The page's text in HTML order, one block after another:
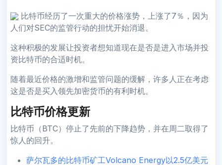
比特币经历了一次重大的价格涨势，上涨了7％，因为
人们对SEC的监管行动的担忧开始消退。
这种积极的发展让投资者想知道现在是否是进入市场并投
资比特币的合适时机。
随着最近价格的激增和监管问题的缓解，许多人正在考虑
这是否是买入领先加密货币的有利时机。
比特币价格更新
比特币（BTC）停止了先前的下降趋势，并在周二取得了
惊人的回升。
萨尔瓦多的比特币矿工Volcano Energy以2.5亿美元